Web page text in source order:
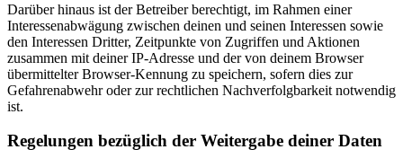
Darüber hinaus ist der Betreiber berechtigt, im Rahmen einer
Interessenabwägung zwischen deinen und seinen Interessen sowie
den Interessen Dritter, Zeitpunkte von Zugriffen und Aktionen
zusammen mit deiner IP-Adresse und der von deinem Browser
übermittelter Browser-Kennung zu speichern, sofern dies zur
Gefahrenabwehr oder zur rechtlichen Nachverfolgbarkeit notwendig
ist.
Regelungen bezüglich der Weitergabe deiner Daten